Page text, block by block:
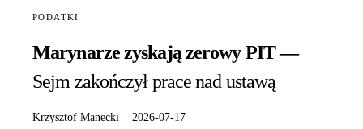
PODATKI
Marynarze zyskają zerowy PIT —
Sejm zakończył prace nad ustawą
Krzysztof Manecki 2026-07-17